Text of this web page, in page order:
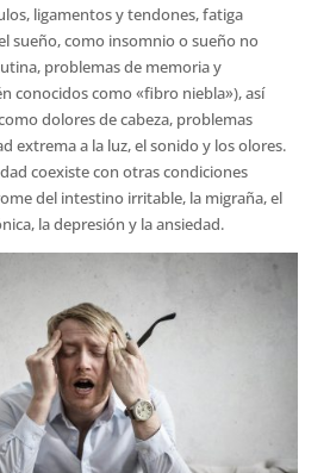
ligamentos y tendones, fatiga
sueño, como insomnio o sueño no
problemas de memoria y
conocidos como «fibro niebla»), así
dolores de cabeza, problemas
extrema a la luz, el sonido y los olores.
coexiste con otras condiciones
del intestino irritable, la migraña, el
la depresión y la ansiedad.